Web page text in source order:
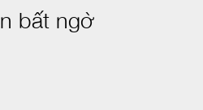
bất ngờ